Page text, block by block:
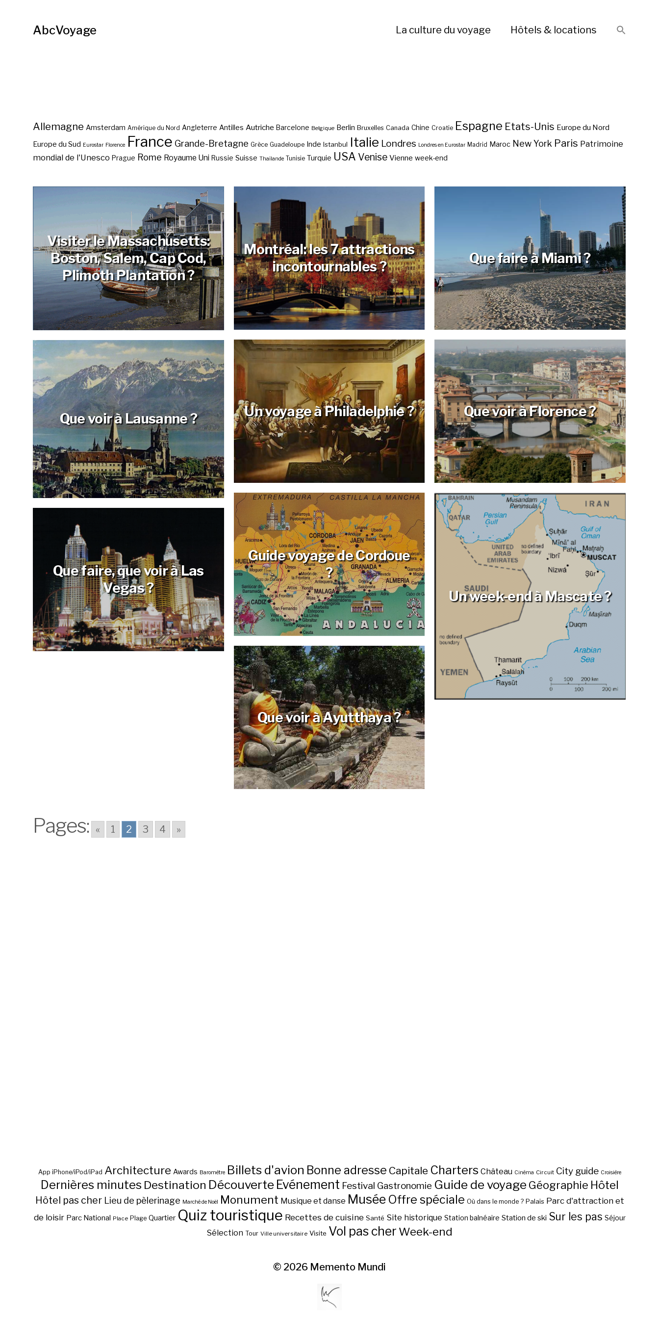
AbcVoyage La culture du voyage Hôtels & locations
Allemagne Amsterdam Amérique du Nord Angleterre Antilles Autriche Barcelone Belgique Berlin Bruxelles Canada Chine Croatie Espagne Etats-Unis Europe du Nord
Europe du Sud Eurostar Florence France Grande-Bretagne Grèce Guadeloupe Inde Istanbul Italie Londres Londres en Eurostar Madrid Maroc New York Paris Patrimoine
mondial de l'Unesco Prague Rome Royaume Uni Russie Suisse Thaïlande Tunisie Turquie USA Venise Vienne week-end
Visiter le Massachusetts:
Boston, Salem, Cap Cod,
Plimoth Plantation ?
Montréal: les 7 attractions
incontournables ?
Que faire à Miami ?
Un voyage à Philadelphie ? Que voir à Florence ?
Que voir à Lausanne ?
Guide voyage de Cordoue
?
Un week-end à Mascate ?
Que faire, que voir à Las
Vegas ?
Que voir à Ayutthaya ?
Pages: « 1 2 3 4 »
App iPhone/iPod/iPad Architecture Awards Baromètre Billets d'avion Bonne adresse Capitale Charters Château Cinéma Circuit City guide Croisière
Dernières minutes Destination Découverte Evénement Festival Gastronomie Guide de voyage Géographie Hôtel
Hôtel pas cher Lieu de pèlerinage Marché de Noël Monument Musique et danse Musée Offre spéciale Où dans le monde ? Palais Parc d'attraction et
de loisir Parc National Place Plage Quartier Quiz touristique Recettes de cuisine Santé Site historique Station balnéaire Station de ski Sur les pas Séjour
Sélection Tour Ville universitaire Visite Vol pas cher Week-end
© 2026 Memento Mundi